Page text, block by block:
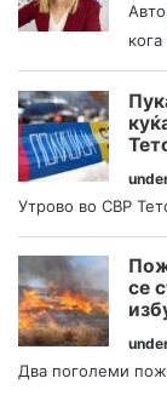
Утрово во СВР
се
Два поголеми